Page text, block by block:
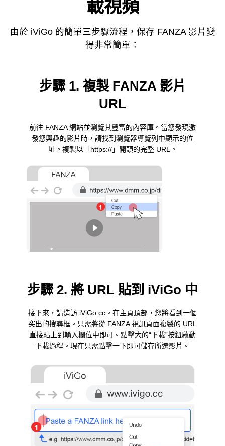
載視頻
由於 iViGo 的簡單三步驟流程，保存 FANZA 影片變
得非常簡單：
步驟 1. 複製 FANZA 影片
URL
前往 FANZA 網站並瀏覽其豐富的內容庫。當您發現激
發您興趣的影片時，請找到瀏覽器導覽列中顯示的位
址。複製以「https://」開頭的完整 URL。
步驟 2. 將 URL 貼到 iViGo 中
接下來，請造訪 iViGo.cc。在主頁頂部，您將看到一個
突出的搜尋框。只需將從 FANZA 視訊頁面複製的 URL
直接貼上到輸入欄位中即可。點擊大的“下載”按鈕啟動
下載過程。現在只需點擊一下即可儲存所選影片。